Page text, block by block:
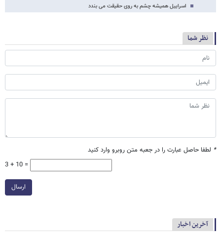
اسراییل همیشه چشم به روی حقیقت می بندد
نظر شما
* لطفا حاصل عبارت را در جعبه متن روبرو وارد کنید
3 + 10 =
ارسال
آخرین اخبار